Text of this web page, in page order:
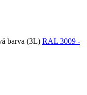
barva (3L) RAL 3009 -